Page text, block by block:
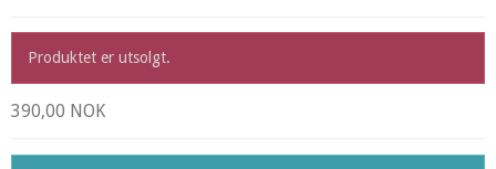
Produktet er utsolgt.
390,00 NOK